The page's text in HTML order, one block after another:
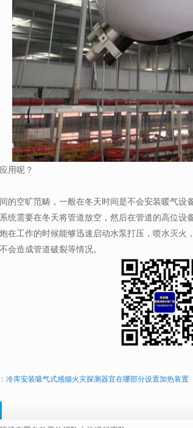
用呢？
的空旷范畴，一般在冬天时间是不会安装暖气设
统需要在冬天将管道放空，然后在管道的高位设
在工作的时候能够迅速启动水泵打压，喷水灭火
会造成管道破裂等情况。
冷库安装吸气式感烟火灾探测器宜在哪部分设置加热装置